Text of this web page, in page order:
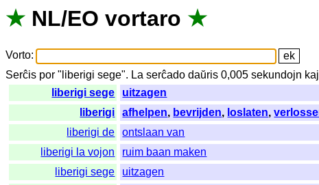
★ NL/EO vortaro ★
Vorto:
Serĉis por " liberigi sege". La serĉado daŭris 0,005sekundojn kaj
liberigi sege
uitzagen
liberigi
afhelpen, bevrijden, loslaten,
liberigi de
ontslaan van
liberigi la vojon
ruim baan maken
liberigi sege
uitzagen